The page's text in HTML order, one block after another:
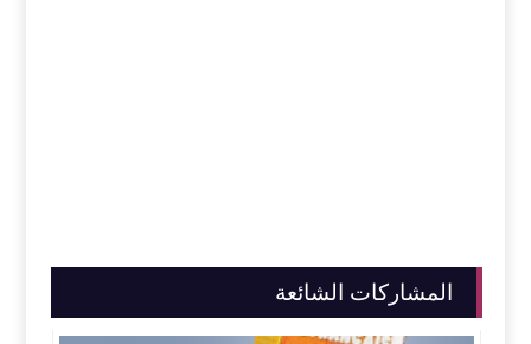
المشاركات الشائعة